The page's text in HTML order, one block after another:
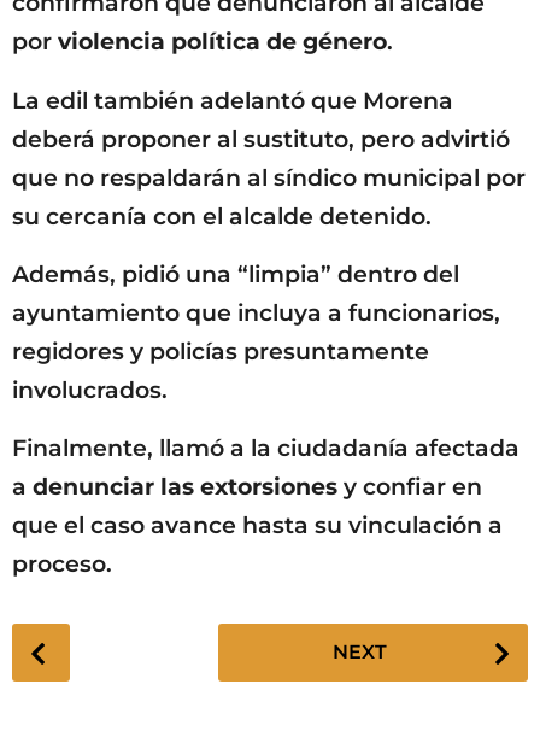
por violencia política de género.
La edil también adelantó que Morena
deberá proponer al sustituto, pero advirtió
que no respaldarán al síndico municipal por
su cercanía con el alcalde detenido.
Además, pidió una “limpia” dentro del
ayuntamiento que incluya a funcionarios,
regidores y policías presuntamente
involucrados.
Finalmente, llamó a la ciudadanía afectada
a denunciar las extorsiones y confiar en
que el caso avance hasta su vinculación a
proceso.
P
o
NEXT